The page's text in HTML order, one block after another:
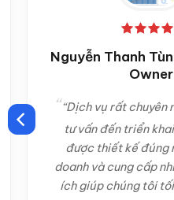
Nguyễn Thanh Tùng |
“Dịch vụ rất chuyên nghiệp
tư vấn đến triển khai.
được thiết kế đúng nhu cầu
doanh và cung cấp nhiều
ích giúp chúng tôi tối ưu chi